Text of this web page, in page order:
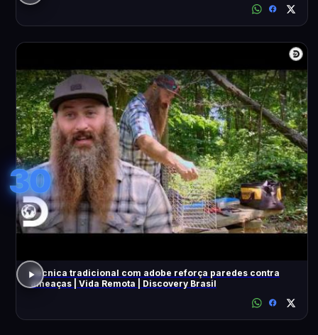
30
Técnica tradicional com adobe reforça paredes contra
ameaças | Vida Remota | Discovery Brasil